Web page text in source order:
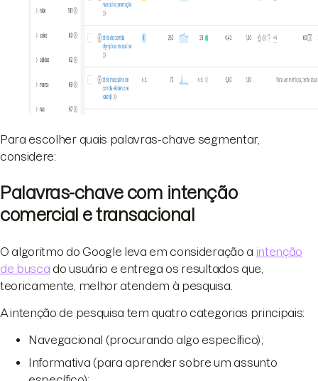
Para escolher quais palavras-chave segmentar,
considere:
Palavras-chave com intenção
comercial e transacional
O algoritmo do Google leva em consideração a intenção
de busca do usuário e entrega os resultados que,
teoricamente, melhor atendem à pesquisa.
A intenção de pesquisa tem quatro categorias principais:
Navegacional (procurando algo específico);
Informativa (para aprender sobre um assunto